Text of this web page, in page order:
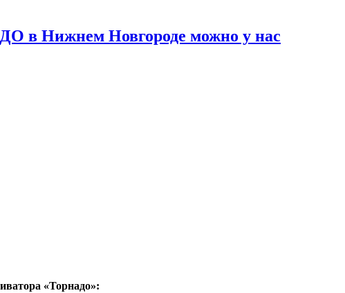
в Нижнем Новгороде можно у нас
«Торнадо»: